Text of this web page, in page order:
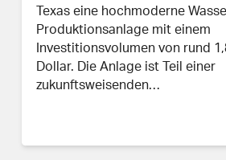
Texas eine hochmoderne
Produktionsanlage mit einem
Investitionsvolumen von rund
Dollar. Die Anlage ist Teil einer
zukunftsweisenden…